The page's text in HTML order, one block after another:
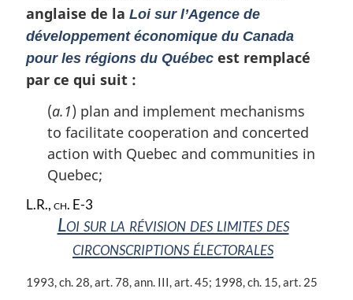
anglaise de la Loi sur l’Agence de
développement économique du Canada
pour les régions du Québec est remplacé
par ce qui suit :
(a.1) plan and implement mechanisms
to facilitate cooperation and concerted
action with Quebec and communities in
Quebec;
L.R., ch. E-3
Loi sur la révision des limites des
circonscriptions électorales
N
1993, ch. 28, art. 78, ann. III, art. 45; 1998, ch. 15, art. 25